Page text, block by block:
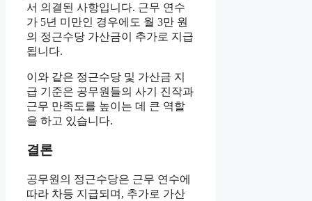
서 의결된 사항입니다. 근무 연수
가 5년 미만인 경우에도 월 3만 원
의 정근수당 가산금이 추가로 지급
됩니다.
이와 같은 정근수당 및 가산금 지
급 기준은 공무원들의 사기 진작과
근무 만족도를 높이는 데 큰 역할
을 하고 있습니다.
결론
공무원의 정근수당은 근무 연수에
따라 차등 지급되며, 추가로 가산